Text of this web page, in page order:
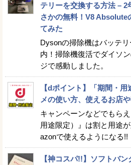
テリーを交換する方法 – 2
さかの無料！V8 Absolute
てみた
Dysonの掃除機はバッテ
内！掃除機復活でダイソ
ジで感動しました。
【dポイント】「期間・
メの使い方、使えるお店
キャンペーンなどでもら
用途限定）』は割と用途
azonで使えるようになる!!
【神コスパ!!】ソフトバ